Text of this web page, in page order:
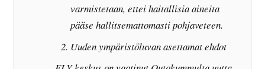
varmistetaan, ettei haitallisia aineita
pääse hallitsemattomasti pohjaveteen.
Uuden ympäristöluvan asettamat ehdot